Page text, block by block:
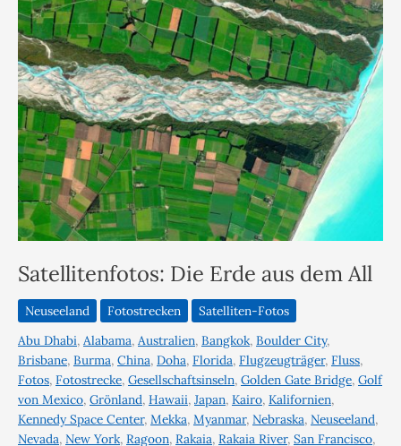
Satellitenfotos: Die Erde aus dem All
Neuseeland Fotostrecken
Satelliten-Fotos
Abu Dhabi, Alabama, Australien, Bangkok, Boulder City,
Brisbane, Burma, China, Doha, Florida, Flugzeugträger, Fluss,
Fotos, Fotostrecke, Gesellschaftsinseln, Golden Gate Bridge, Golf
von Mexico, Grönland, Hawaii, Japan, Kairo, Kalifornien,
Kennedy Space Center, Mekka, Myanmar, Nebraska, Neuseeland,
Nevada, New York, Ragoon, Rakaia, Rakaia River, San Francisco,